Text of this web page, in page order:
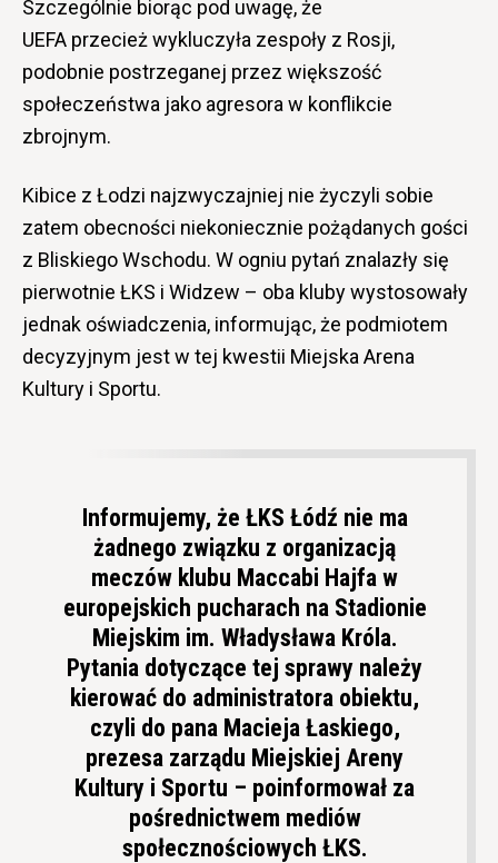
Szczególnie biorąc pod uwagę, że
UEFA przecieżwykluczyła zespoły z Rosji,
podobnie postrzeganej przez większość
społeczeństwa jako agresora w konflikcie
zbrojnym.
Kibice z Łodzi najzwyczajniej nie życzyli sobie
zatem obecności niekoniecznie pożądanych gości
z Bliskiego Wschodu. W ogniu pytań znalazły się
pierwotnie ŁKS i Widzew – oba kluby wystosowały
jednak oświadczenia, informując, że podmiotem
decyzyjnym jest w tej kwestii Miejska Arena
Kultury i Sportu.
Informujemy, że ŁKS Łódź nie ma
żadnego związku z organizacją
meczów klubu Maccabi Hajfa w
europejskich pucharach na Stadionie
Miejskim im. Władysława Króla.
Pytania dotyczące tej sprawy należy
kierować do administratora obiektu,
czyli do pana Macieja Łaskiego,
prezesa zarządu Miejskiej Areny
Kultury i Sportu – poinformował za
pośrednictwem mediów
społecznościowych ŁKS.